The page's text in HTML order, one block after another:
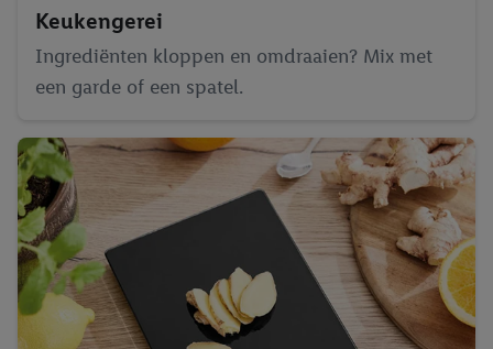
Keukengerei
Ingrediënten kloppen en omdraaien? Mix met
een garde of een spatel.